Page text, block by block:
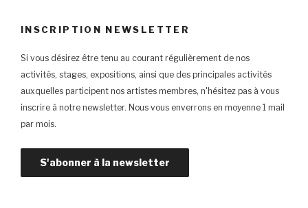
INSCRIPTION NEWSLETTER
Si vous désirez être tenu au courant régulièrement de nos
activités, stages, expositions, ainsi que des principales activités
auxquelles participent nos artistes membres, n'hésitez pas à vous
inscrire à notre newsletter. Nous vous enverrons en moyenne 1 mail
par mois.